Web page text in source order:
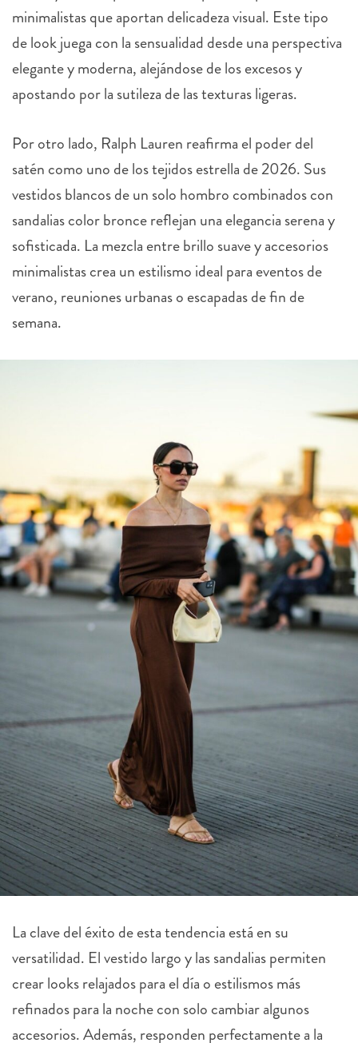
minimalistas que aportan delicadeza visual. Este tipo
de look juega con la sensualidad desde una perspectiva
elegante y moderna, alejándose de los excesos y
apostando por la sutileza de las texturas ligeras.
Por otro lado, Ralph Lauren reafirma el poder del
satén como uno de los tejidos estrella de 2026. Sus
vestidos blancos de un solo hombro combinados con
sandalias color bronce reflejan una elegancia serena y
sofisticada. La mezcla entre brillo suave y accesorios
minimalistas crea un estilismo ideal para eventos de
verano, reuniones urbanas o escapadas de fin de
semana.
La clave del éxito de esta tendencia está en su
versatilidad. El vestido largo y las sandalias permiten
crear looks relajados para el día o estilismos más
refinados para la noche con solo cambiar algunos
accesorios. Además, responden perfectamente a la